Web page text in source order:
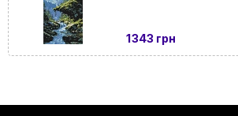
1343 грн